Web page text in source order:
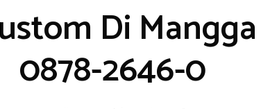
Di
0878-2646-0